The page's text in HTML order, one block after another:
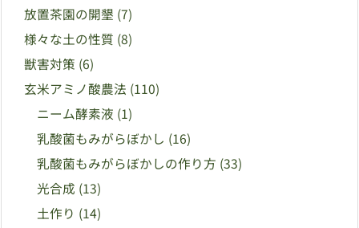
放置茶園の開墾 (7)
様々な土の性質 (8)
獣害対策 (6)
玄米アミノ酸農法 (110)
ニーム酵素液 (1)
乳酸菌もみがらぼかし (16)
乳酸菌もみがらぼかしの作り方 (33)
光合成 (13)
土作り (14)